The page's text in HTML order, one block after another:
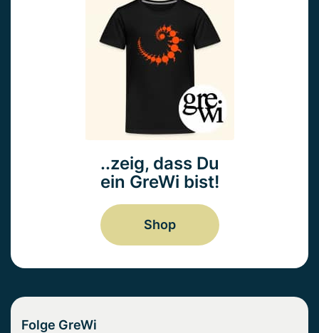
..zeig, dass Du
ein GreWi bist!
Shop
Folge GreWi